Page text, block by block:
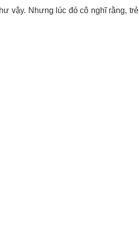
vậy. Nhưng lúc đó cô nghĩ rằng, trẻ